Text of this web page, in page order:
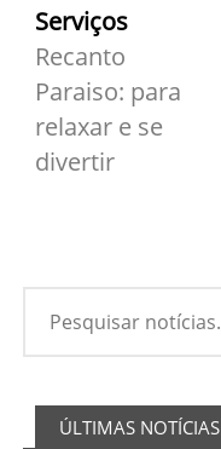
Serviços
Recanto
Paraiso: para
relaxar e se
divertir
ÚLTIMAS NOTÍCIAS